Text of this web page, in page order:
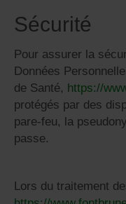
Sécurité
Pour assurer la
Données
de Santé, https://
protégés par des
pare-feu, la
passe.
Lors du traitement